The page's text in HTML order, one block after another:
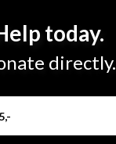
today.
directly.